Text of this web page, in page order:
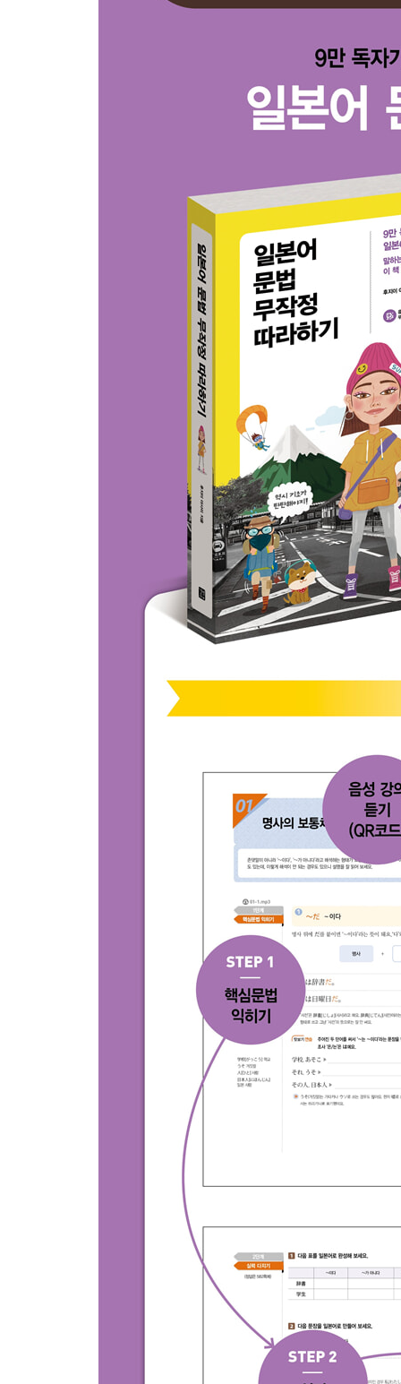
여섯째마디ㆍ1류동사가 う단으로 바뀌는 활용형
일곱째마디ㆍ1류동사가 え단으로 바뀌는 활용형
여덟째마디ㆍ1류동사가 お단으로 바뀌는 활용형
아홉째마디ㆍ동사의 또 다른 활용형, て형
셋째마당 ： 문장의 맛을 내는 품사 이야기
열째마디ㆍ쉽고도 어려운 조사
26 꼭 알아 두어야 할 조사
27 헷갈리기 쉬운 조사
28 문장 끝에 쓰는 조사
29 그 밖의 조사들
열셋째마디ㆍ까다로운 접속사
넷째마당 ： 특별하고 깊이 있는 문법 이야기
열넷째마디ㆍ품사 속으로 한 걸음 더
34 명사를 수식하는 방법
35 명사·형용사의 て형을 만드는 방법
36 형용사를 부사로 만드는 방법
37 형용사를 동사로 만드는 방법
38 형용사·동사를 명사로 만드는 방법
39 접두사와 접미사
열다섯째마디ㆍ동사 속으로 한 걸음 더
41 ‘주다’와 ‘받다’
42 자동사와 타동사
다섯째마당 ： 맛있고 화려한 표현 이야기
열여섯째마디ㆍ명사와 관련된 표현들
43 명사만 연결되는 표현